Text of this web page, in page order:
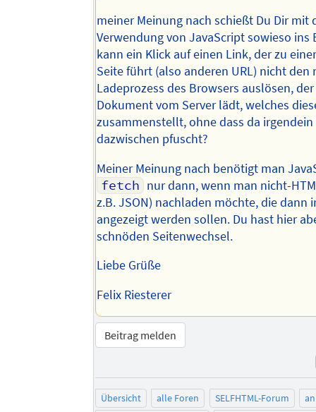
meiner Meinung nach schießt Du Dir mit
Verwendung von JavaScript sowieso ins
kann ein Klick auf einen Link, der zu
Seite führt (also anderen URL) nicht den
Ladeprozess des Browsers auslösen,
Dokument vom Server lädt, welches
zusammenstellt, ohne dass da
dazwischen pfuscht?
Meiner Meinung nach benötigt man
fetch nur dann, wenn man nicht-
z.B. JSON) nachladen möchte, die dann
angezeigt werden sollen. Du hast hier
schnöden Seitenwechsel.
Liebe Grüße
Felix Riesterer
Beitrag melden
Übersicht alle Foren SELFHTML-Forum